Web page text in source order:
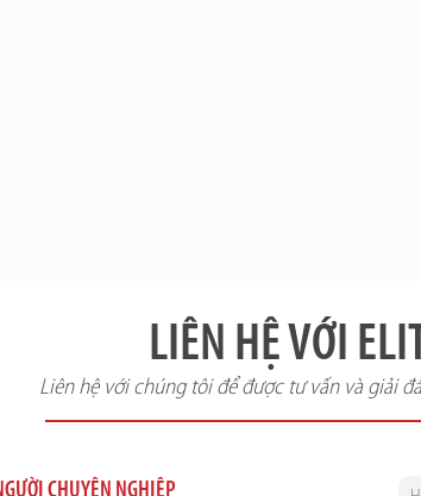
LIÊN HỆ VỚI
Liên hệ với chúng tôi để được tư vấn và giải
CHUYÊN NGHIỆP